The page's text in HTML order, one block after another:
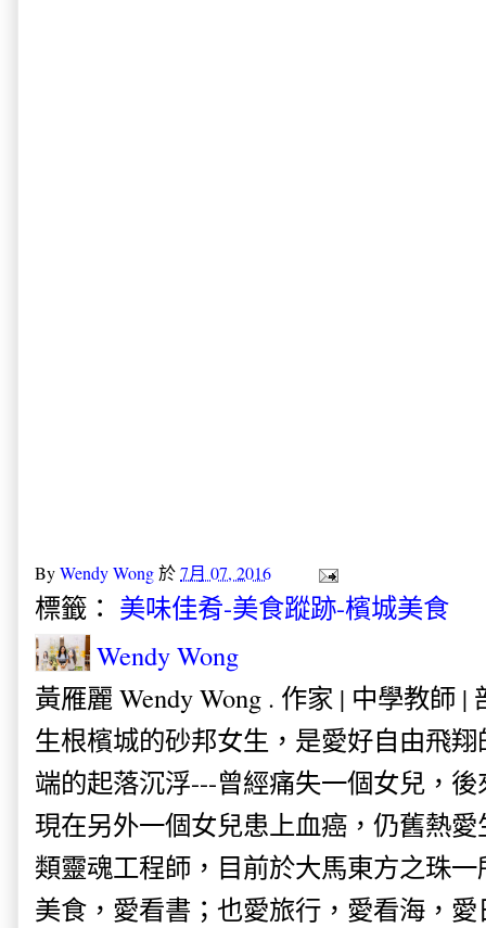
ByWendy Wong於7月 07, 2016
標籤： 美味佳肴-美食蹤跡-檳城美食
Wendy Wong
黃雁麗 Wendy Wong . 作家 | 中學教師 |
生根檳城的砂邦女生，是愛好自由飛
端的起落沉浮---曾經痛失一個女兒，
現在另外一個女兒患上血癌，仍舊熱
類靈魂工程師，目前於大馬東方之珠
美食，愛看書；也愛旅行，愛看海，